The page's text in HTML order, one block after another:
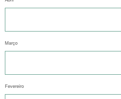
Março
Fevereiro